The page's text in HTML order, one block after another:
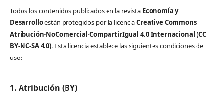
Todos los contenidos publicados en la revista Economía y
Desarrolloestán protegidos por la licenciaCreative Commons
Atribución-NoComercial-CompartirIgual 4.0 Internacional (CC
BY-NC-SA 4.0). Esta licencia establece las siguientes condiciones de
uso:
1. Atribución (BY)